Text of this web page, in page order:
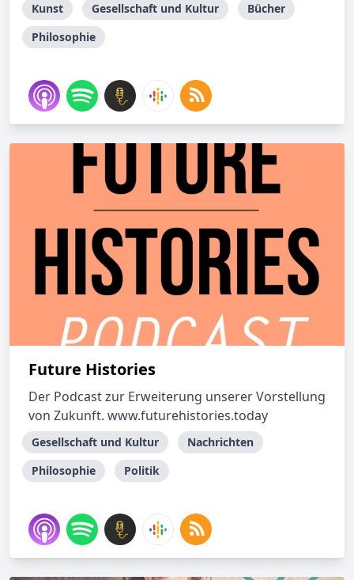
Kunst Gesellschaft und Kultur
Bücher
Philosophie
Future Histories
Der Podcast zur Erweiterung unserer Vorstellung
von Zukunft. www.futurehistories.today
Gesellschaft und Kultur
Nachrichten
Philosophie
Politik